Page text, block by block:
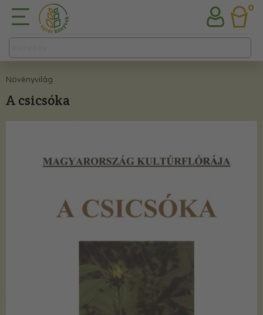
0
Növényvilág
A csicsóka